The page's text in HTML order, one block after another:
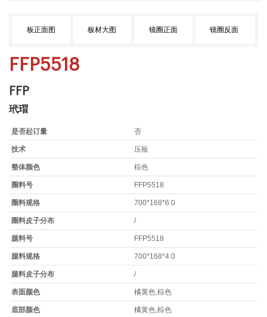
板正面图 板材大图 镜圈正面 镜圈反面
FFP5518
FFP
玳瑁
是否起订量 否
技术 压板
整体颜色 棕色
圈料号 FFP5518
圈料规格 700*168*6.0
圈料皮子分布 /
腿料号 FFP5518
腿料规格 700*168*4.0
腿料皮子分布 /
表面颜色 橘黄色,棕色
底部颜色 橘黄色,棕色